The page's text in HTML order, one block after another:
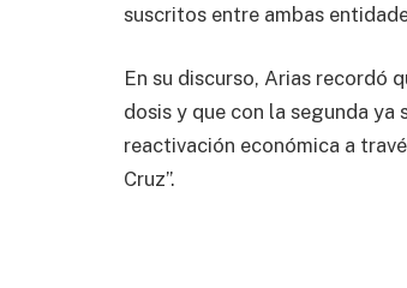
suscritos entre ambas
En su discurso, Arias recordó
dosis y que con la segunda
reactivación económica a
Cruz”.